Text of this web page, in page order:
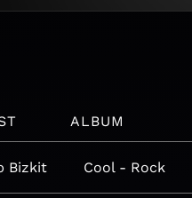
ALBUM
Bizkit Cool - Rock